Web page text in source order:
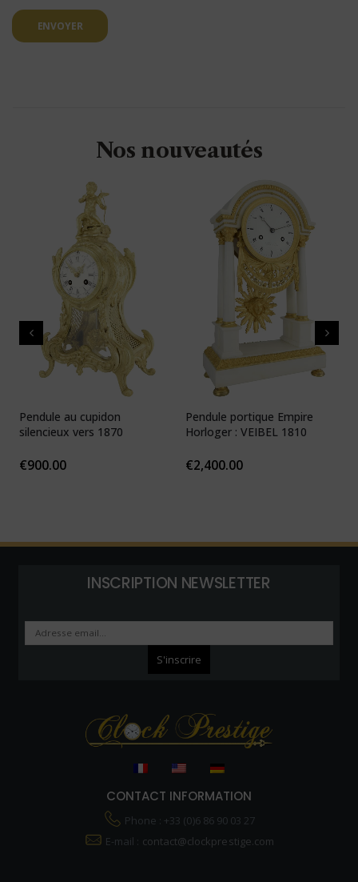
ENVOYER
Nos nouveautés
Pendule au cupidon
silencieux vers 1870
€900.00
Pendule portique Empire
Horloger : VEIBEL 1810
€2,400.00
INSCRIPTION NEWSLETTER
CONTACT INFORMATION
Phone : +33 (0)6 86 90 03 27
E-mail : contact@clockprestige.com